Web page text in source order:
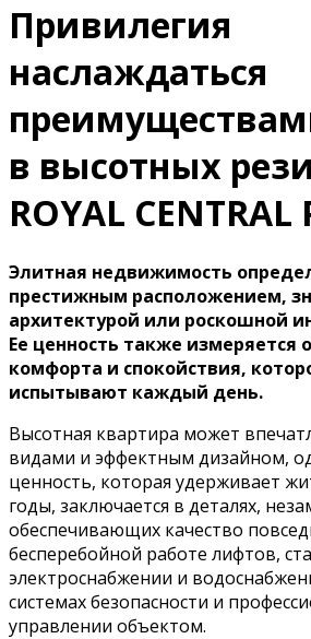
Привилегия
наслаждаться
в высотных
ROYAL CENTRAL
Элитная недвижимость
престижным расположением,
архитектурой или роскошной
Ее ценность также
комфорта и спокойствия,
испытывают каждый день.
Высотная квартира может
видами и эффектным дизайном,
ценность, которая удерживает
годы, заключается в деталях,
обеспечивающих качество
бесперебойной работе лифтов,
электроснабжении и
системах безопасности и
управлении объектом.